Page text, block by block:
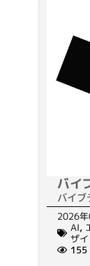
バイ
バイ
2026
AI,
ザ
155